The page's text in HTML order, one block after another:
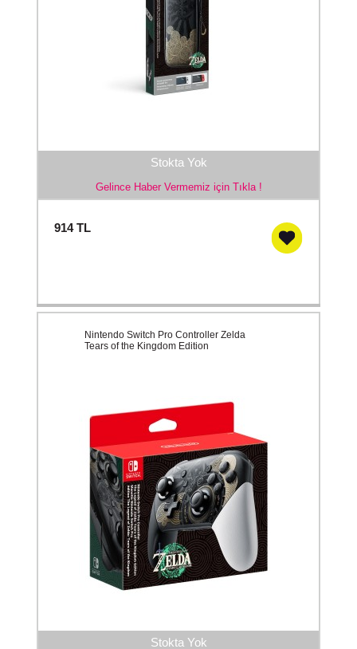
Stokta Yok
Gelince Haber Vermemiz için Tıkla !
914TL
Stokta Yok
Nintendo Switch Pro Controller Zelda
Tears of the Kingdom Edition